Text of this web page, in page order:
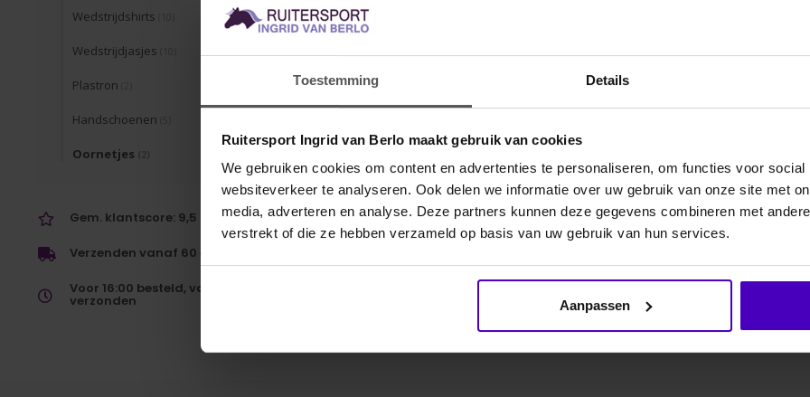
Toestemming Details
Ruitersport Ingrid van Berlo maakt gebruik van cookies
We gebruiken cookies om content en advertenties te personaliseren, om functies voor
websiteverkeer te analyseren. Ook delen we informatie over uw gebruik van onze site met
media, adverteren en analyse. Deze partners kunnen deze gegevens combineren met
verstrekt of die ze hebben verzameld op basis van uw gebruik van hun services.
Aanpassen
Wedstrijdshirts
Wedstrijdjasjes
Plastron
Handschoenen
Oornetjes
Gem. klantscore: 9,5
Verzenden vanaf 60 euro gratis
Voor 16:00 besteld, vandaag
verzonden